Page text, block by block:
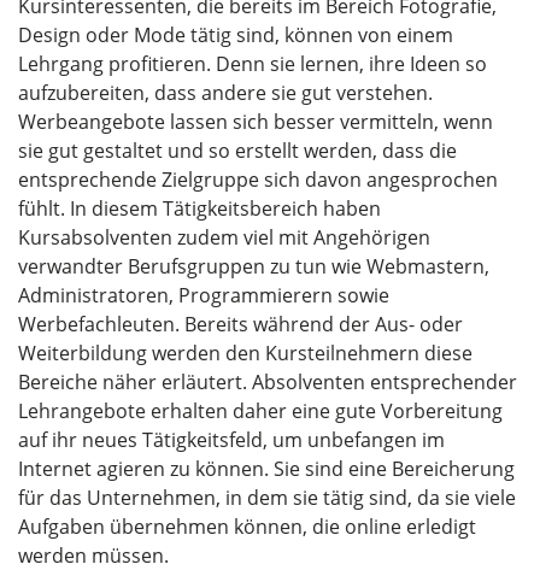
Kursinteressenten, die bereits im Bereich Fotografie,
Design oder Mode tätig sind, können von einem
Lehrgang profitieren. Denn sie lernen, ihre Ideen so
aufzubereiten, dass andere sie gut verstehen.
Werbeangebote lassen sich besser vermitteln, wenn
sie gut gestaltet und so erstellt werden, dass die
entsprechende Zielgruppe sich davon angesprochen
fühlt. In diesem Tätigkeitsbereich haben
Kursabsolventen zudem viel mit Angehörigen
verwandter Berufsgruppen zu tun wie Webmastern,
Administratoren, Programmierern sowie
Werbefachleuten. Bereits während der Aus- oder
Weiterbildung werden den Kursteilnehmern diese
Bereiche näher erläutert. Absolventen entsprechender
Lehrangebote erhalten daher eine gute Vorbereitung
auf ihr neues Tätigkeitsfeld, um unbefangen im
Internet agieren zu können. Sie sind eine Bereicherung
für das Unternehmen, in dem sie tätig sind, da sie viele
Aufgaben übernehmen können, die online erledigt
werden müssen.